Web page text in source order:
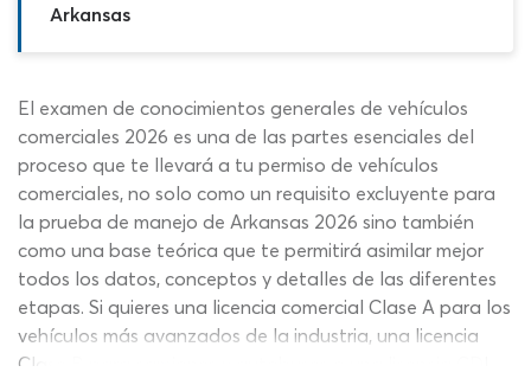
Arkansas
El examen de conocimientos generales de vehículos
comerciales 2026 es una de las partes esenciales del
proceso que te llevará a tu permiso de vehículos
comerciales, no solo como un requisito excluyente para
la prueba de manejo de Arkansas 2026 sino también
como una base teórica que te permitirá asimilar mejor
todos los datos, conceptos y detalles de las diferentes
etapas. Si quieres una licencia comercial Clase A para los
vehículos más avanzados de la industria, una licencia
Clase B para camiones y autobuses o una licencia CDL